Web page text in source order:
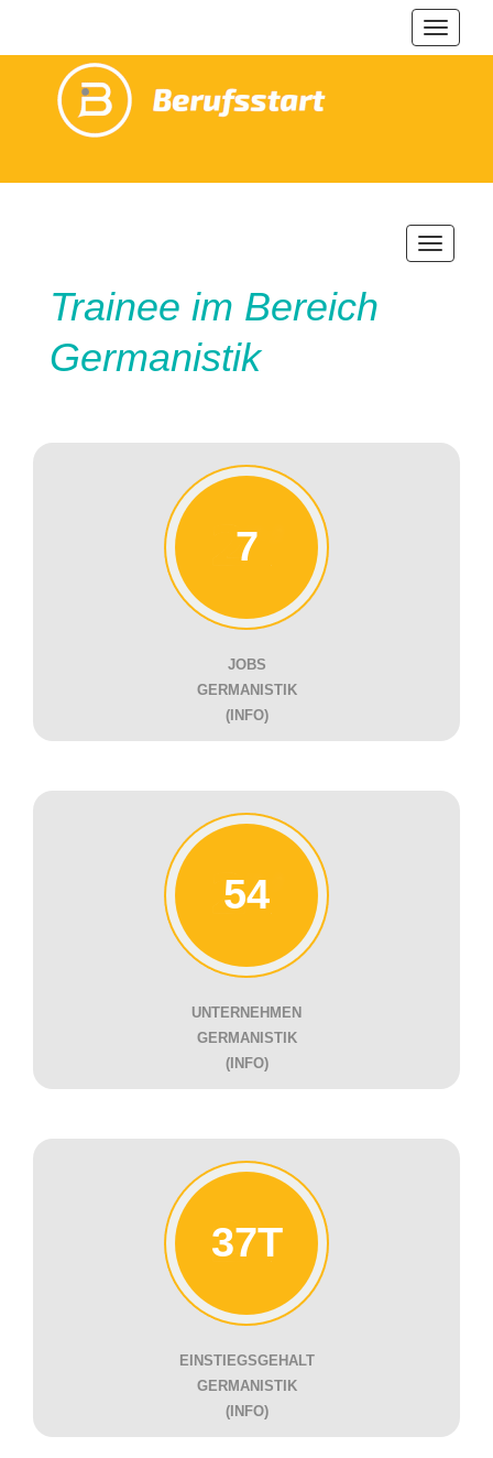
ein-/
Trainee im Bereich
Germanistik
7
JOBS
GERMANISTIK
(INFO)
54
UNTERNEHMEN
GERMANISTIK
(INFO)
37T
EINSTIEGSGEHALT
GERMANISTIK
(INFO)